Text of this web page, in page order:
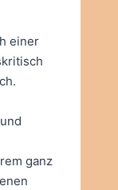
einer
ganz